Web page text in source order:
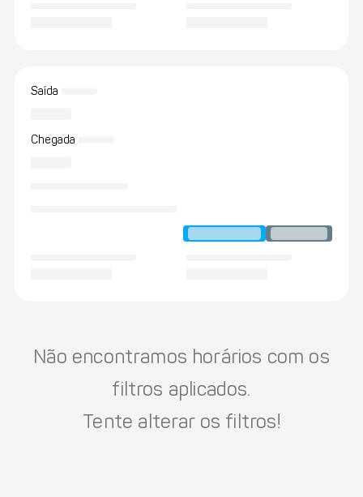
Saída
Chegada
Não encontramos horários com os
filtros aplicados.
Tente alterar os filtros!